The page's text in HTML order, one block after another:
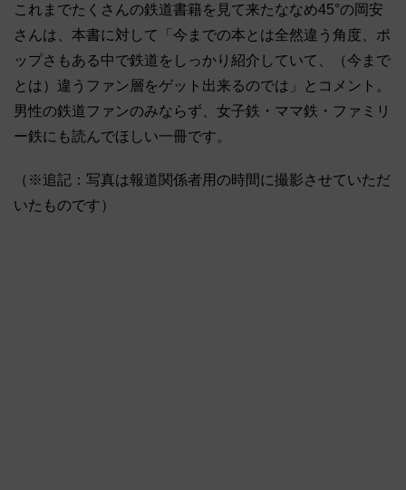
これまでたくさんの鉄道書籍を見て来たななめ45°の岡安
さんは、本書に対して「今までの本とは全然違う角度、ポ
ップさもある中で鉄道をしっかり紹介していて、（今まで
とは）違うファン層をゲット出来るのでは」とコメント。
男性の鉄道ファンのみならず、女子鉄・ママ鉄・ファミリ
ー鉄にも読んでほしい一冊です。
（※追記：写真は報道関係者用の時間に撮影させていただ
いたものです）